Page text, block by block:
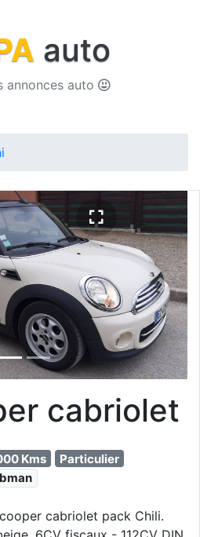
auto
annonces auto
Next
cabriolet
Kms
Particulier
cabriolet pack Chili.